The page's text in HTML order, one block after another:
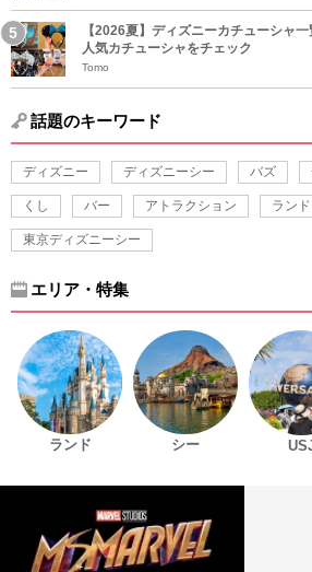
【2026夏】ディズニーカチューシャ
人気カチューシャをチェック
Tomo
話題のキーワード
ディズニー ディズニーシー バズ
くし バー アトラクション ランド
東京ディズニーシー
エリア・特集
ランド シー